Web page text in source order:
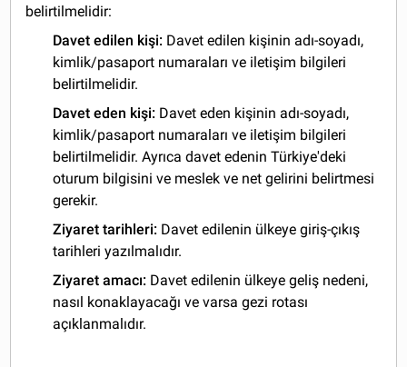
belirtilmelidir:
Davet edilen kişi: Davet edilen kişinin adı-soyadı,
kimlik/pasaport numaraları ve iletişim bilgileri
belirtilmelidir.
Davet eden kişi: Davet eden kişinin adı-soyadı,
kimlik/pasaport numaraları ve iletişim bilgileri
belirtilmelidir. Ayrıca davet edenin Türkiye'deki
oturum bilgisini ve meslek ve net gelirini belirtmesi
gerekir.
Ziyaret tarihleri: Davet edilenin ülkeye giriş-çıkış
tarihleri yazılmalıdır.
Ziyaret amacı: Davet edilenin ülkeye geliş nedeni,
nasıl konaklayacağı ve varsa gezi rotası
açıklanmalıdır.